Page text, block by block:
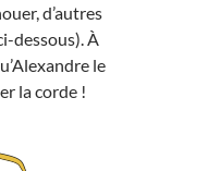
d’autres
dessous). À
le
la corde !